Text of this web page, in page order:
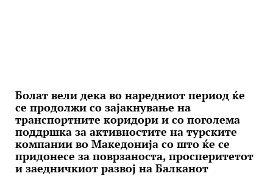
Болат вели дека во наредниот период ќе
се продолжи со зајакнување на
транспортните коридори и со поголема
поддршка за активностите на турските
компании во Македонија со што ќе се
придонесе за поврзаноста, просперитетот
и заедничкиот развој на Балканот